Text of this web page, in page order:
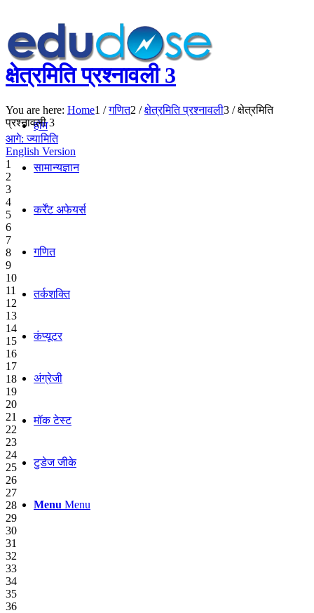
होम
सामान्यज्ञान
कर्रेंट अफेयर्स
गणित
तर्कशक्ति
कंप्यूटर
अंग्रेजी
मॉक टेस्ट
टुडेज जीके
Menu Menu
क्षेत्रमिति प्रश्नावली 3
You are here: Home1 / गणित2 / क्षेत्रमिति प्रश्नावली3 / क्षेत्रमिति
प्रश्नावली 3
आगे: ज्यामिति
English Version
1
2
3
4
5
6
7
8
9
10
11
12
13
14
15
16
17
18
19
20
21
22
23
24
25
26
27
28
29
30
31
32
33
34
35
36